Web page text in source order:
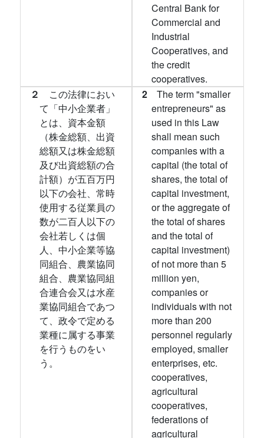
Central Bank for
Commercial and
Industrial
Cooperatives, and
the credit
cooperatives.
２ この法律におい
て「中小企業者」
とは、資本金額
（株金総額、出資
総額又は株金総額
及び出資総額の合
計額）が五百万円
以下の会社、常時
使用する従業員の
数が二百人以下の
会社若しくは個
人、中小企業等協
同組合、農業協同
組合、農業協同組
合連合会又は水産
業協同組合であつ
て、政令で定める
業種に属する事業
を行うものをい
う。
2 The term "smaller
entrepreneurs" as
used in this Law
shall mean such
companies with a
capital (the total of
shares, the total of
capital investment,
or the aggregate of
the total of shares
and the total of
capital investment)
of not more than 5
million yen,
companies or
individuals with not
more than 200
personnel regularly
employed, smaller
enterprises, etc.
cooperatives,
agricultural
cooperatives,
federations of
agricultural